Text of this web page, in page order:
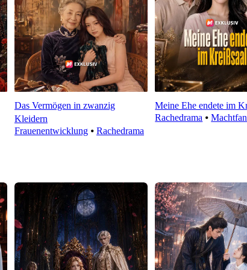
Das Vermögen in zwanzig
Kleidern
Frauenentwicklung⦁ Rachedrama
Meine Ehe endete im
Rachedrama ⦁